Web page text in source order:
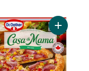
Pizza pepperoni au
Ajouter